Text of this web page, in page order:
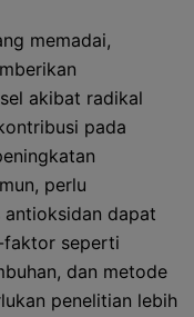
memadai,
akibat radikal
pada
perlu
dapat
faktor seperti
dan metode
penelitian lebih